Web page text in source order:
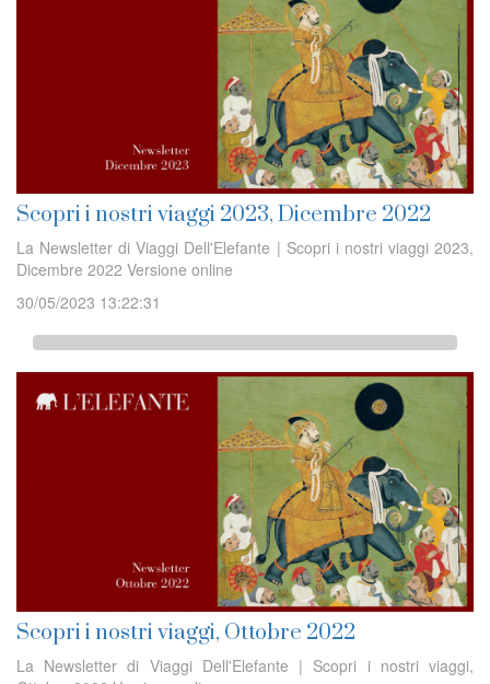
Scopri i nostri viaggi 2023, Dicembre 2022
La Newsletter di Viaggi Dell'Elefante | Scopri i nostri viaggi 2023,
Dicembre 2022 Versione online
30/05/2023 13:22:31
Scopri i nostri viaggi, Ottobre 2022
La Newsletter di Viaggi Dell'Elefante | Scopri i nostri viaggi,